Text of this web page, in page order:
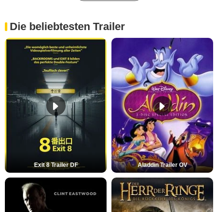
Die beliebtesten Trailer
Exit 8 Trailer DF Aladdin Trailer OV